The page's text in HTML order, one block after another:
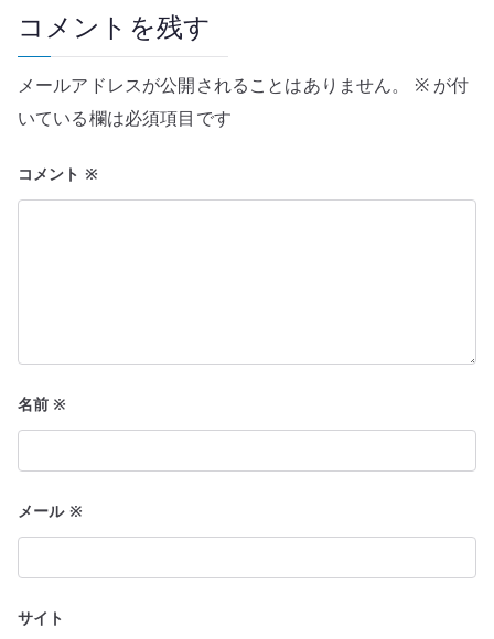
ー
シ
ョ
ン
コメントを残す
メールアドレスが公開されることはありません。 ※が付
いている欄は必須項目です
コメント ※
名前※
メール ※
サイト